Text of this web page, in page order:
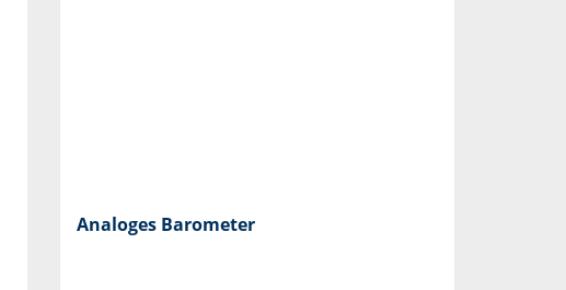
Analoges Barometer